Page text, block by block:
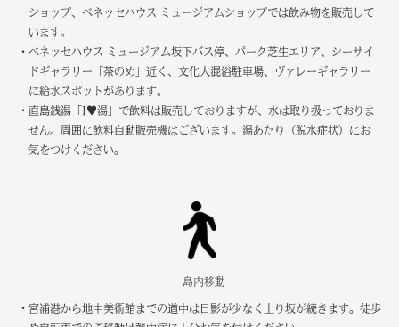
ショップ、ベネッセハウス ミュージアムショップでは飲み物を販売して
います。
・ベネッセハウス ミュージアム坂下バス停、パーク芝生エリア、シーサイ
ドギャラリー「茶のめ」近く、文化大混浴駐車場、ヴァレーギャラリー
に給水スポットがあります。
・直島銭湯「I♥︎湯」で飲料は販売しておりますが、水は取り扱っておりま
せん。周囲に飲料自動販売機はございます。湯あたり（脱水症状）にお
気をつけください。
島内移動
・宮浦港から地中美術館までの道中は日影が少なく上り坂が続きます。徒歩